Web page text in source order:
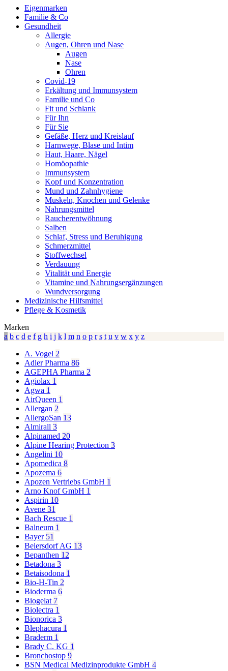
Eigenmarken
Familie & Co
Gesundheit
Allergie
Augen, Ohren und Nase
Augen
Nase
Ohren
Covid-19
Erkältung und Immunsystem
Familie und Co
Fit und Schlank
Für Ihn
Für Sie
Gefäße, Herz und Kreislauf
Harnwege, Blase und Intim
Haut, Haare, Nägel
Homöopathie
Immunsystem
Kopf und Konzentration
Mund und Zahnhygiene
Muskeln, Knochen und Gelenke
Nahrungsmittel
Raucherentwöhnung
Salben
Schlaf, Stress und Beruhigung
Schmerzmittel
Stoffwechsel
Verdauung
Vitalität und Energie
Vitamine und Nahrungsergänzungen
Wundversorgung
Medizinische Hilfsmittel
Pflege & Kosmetik
Marken
a b c d e f g h i j k l m n o p r s t u v w x y z
A. Vogel 2
Adler Pharma 86
AGEPHA Pharma 2
Agiolax 1
Agwa 1
AirQueen 1
Allergan 2
AllergoSan 13
Almirall 3
Alpinamed 20
Alpine Hearing Protection 3
Angelini 10
Apomedica 8
Apozema 6
Apozen Vertriebs GmbH 1
Arno Knof GmbH 1
Aspirin 10
Avene 31
Bach Rescue 1
Balneum 1
Bayer 51
Beiersdorf AG 13
Bepanthen 12
Betadona 3
Betaisodona 1
Bio-H-Tin 2
Bioderma 6
Biogelat 7
Biolectra 1
Bionorica 3
Blephacura 1
Braderm 1
Brady C. KG 1
Bronchostop 9
BSN Medical Medizinprodukte GmbH 4